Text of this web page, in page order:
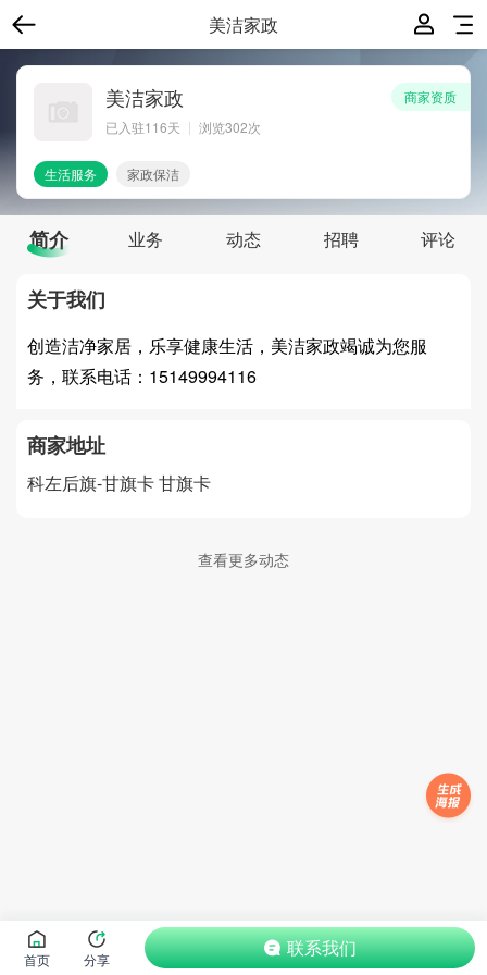
美洁家政
商家资质
美洁家政
已入驻116天 浏览302次
生活服务 家政保洁
简介 业务 动态 招聘 评论
关于我们
创造洁净家居，乐享健康生活，美洁家政竭诚为您服
务，联系电话：15149994116
商家地址
科左后旗-甘旗卡甘旗卡
查看更多动态
首页 分享 联系我们